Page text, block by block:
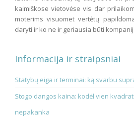
kaimiškose vietovėse vis dar
moterims visuomet vertėtų
daryti ir ko ne ir geriausia būti
Informacija ir straipsniai
Statybų eiga ir terminai: ką svarbu
Stogo dangos kaina: kodėl vien
nepakanka